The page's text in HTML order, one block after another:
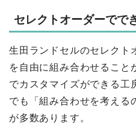
セレクトオーダーでで
生田ランドセルのセレクト
を自由に組み合わせること
でカスタマイズができる工
でも「組み合わせを考える
が多数あります。